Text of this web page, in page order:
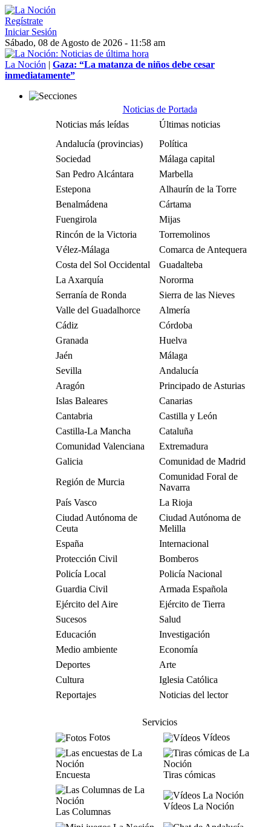
Regístrate
Iniciar Sesión
Sábado, 08 de Agosto de 2026 - 11:58 am
La Noción | Gaza: “La matanza de niños debe cesar
inmediatamente”
Noticias de Portada
Noticias más leídas
Últimas noticias
Andalucía (provincias)
Política
Sociedad
Málaga capital
San Pedro Alcántara
Marbella
Estepona
Alhaurín de la Torre
Benalmádena
Cártama
Fuengirola
Mijas
Rincón de la Victoria
Torremolinos
Vélez-Málaga
Comarca de Antequera
Costa del Sol Occidental
Guadalteba
La Axarquía
Nororma
Serranía de Ronda
Sierra de las Nieves
Valle del Guadalhorce
Almería
Cádiz
Córdoba
Granada
Huelva
Jaén
Málaga
Sevilla
Andalucía
Aragón
Principado de Asturias
Islas Baleares
Canarias
Cantabria
Castilla y León
Castilla-La Mancha
Cataluña
Comunidad Valenciana
Extremadura
Galicia
Comunidad de Madrid
Región de Murcia
Comunidad Foral de
Navarra
País Vasco
La Rioja
Ciudad Autónoma de
Ceuta
Ciudad Autónoma de
Melilla
España
Internacional
Protección Civil
Bomberos
Policía Local
Policía Nacional
Guardia Civil
Armada Española
Ejército del Aire
Ejército de Tierra
Sucesos
Salud
Educación
Investigación
Medio ambiente
Economía
Deportes
Arte
Cultura
Iglesia Católica
Reportajes
Noticias del lector
Servicios
Fotos
Vídeos
Encuesta Tiras cómicas
Las Columnas
Vídeos La Noción